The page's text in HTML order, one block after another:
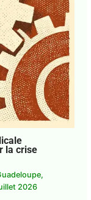
la crise
,
2026